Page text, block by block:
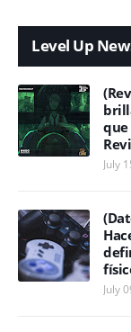
Level Up
que
July
July